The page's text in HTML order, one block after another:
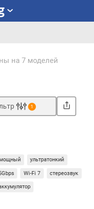
на 7 моделей
1
ультратонкий
Wi-Fi 7 стереозвук